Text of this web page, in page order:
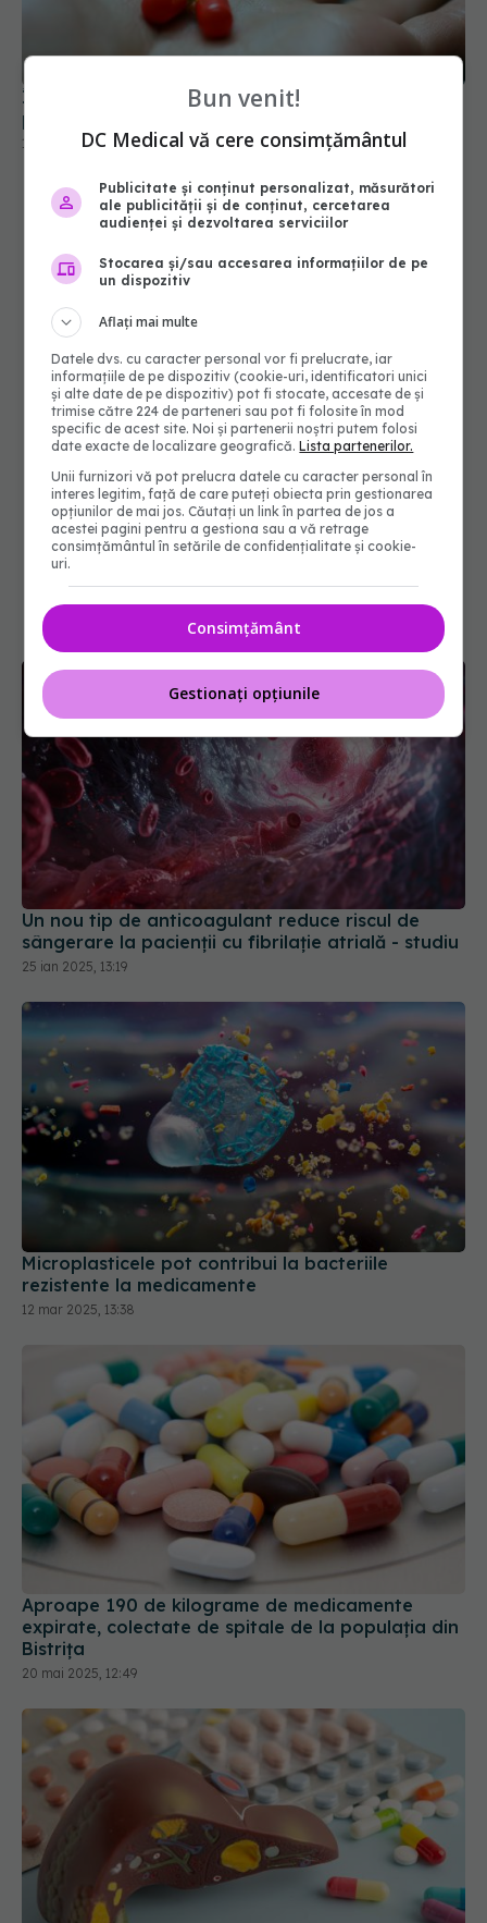
Încă o țară începe administrarea lenacapavir
pentru a opri HIV
Un nou tip de anticoagulant reduce riscul de
sângerare la pacienții cu fibrilație atrială - studiu
25 ian 2025, 13:19
Microplasticele pot contribui la bacteriile
rezistente la medicamente
12 mar 2025, 13:38
Aproape 190 de kilograme de medicamente
expirate, colectate de spitale de la populaţia din
20 mai 2025, 12:49
Medicamentul care poate evita transplantul de
Bun venit!
DC Medical vă cere consimțământul
Publicitate și conținut personalizat, măsurători
ale publicității și de conținut, cercetarea
audienței și dezvoltarea serviciilor
Stocarea și/sau accesarea informațiilor de pe
un dispozitiv
Aflați mai multe
Datele dvs. cu caracter personal vor fi prelucrate, iar
informațiile de pe dispozitiv (cookie-uri, identificatori unici
și alte date de pe dispozitiv) pot fi stocate, accesate de și
trimise către 224 de parteneri sau pot fi folosite în mod
specific de acest site. Noi și partenerii noștri putem folosi
date exacte de localizare geografică.Lista partenerilor.
Unii furnizori vă pot prelucra datele cu caracter personal în
interes legitim, față de care puteți obiecta prin gestionarea
opțiunilor de mai jos. Căutați un link în partea de jos a
acestei pagini pentru a gestiona sau a vă retrage
consimțământul în setările de confidențialitate și cookie-
uri.
Consimțământ
Gestionați opțiunile